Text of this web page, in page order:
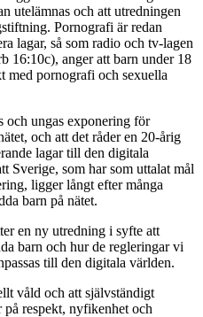
utelämnas och att utredningen
Pornografi är redan
lagar, så som radio och tv-lagen
16:10c), anger att barn under 18
med pornografi och sexuella
och ungas exponering för
och att det råder en 20-årig
lagar till den digitala
Sverige, som har som uttalat mål
ligger långt efter många
barn på nätet.
en ny utredning i syfte att
barn och hur de regleringar vi
till den digitala världen.
våld och att självständigt
respekt, nyfikenhet och